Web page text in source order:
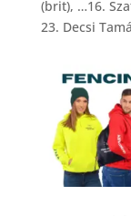
(brit), …16.
23. Decsi